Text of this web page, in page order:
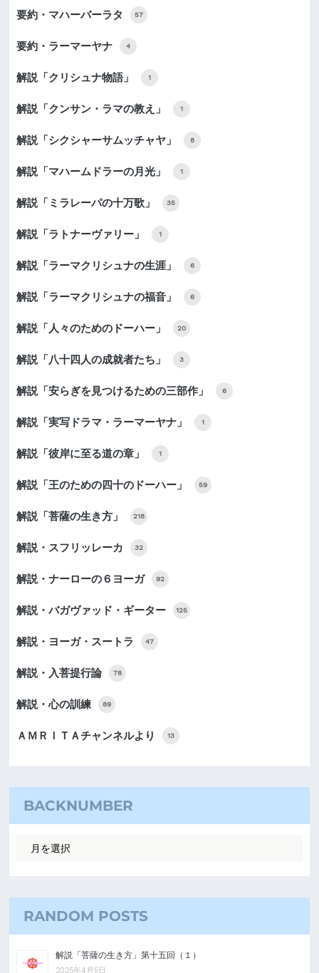
要約・マハーバーラタ 57
要約・ラーマーヤナ 4
解説「クリシュナ物語」 1
解説「クンサン・ラマの教え」 1
解説「シクシャーサムッチャヤ」 8
解説「マハームドラーの月光」 1
解説「ミラレーパの十万歌」 35
解説「ラトナーヴァリー」 1
解説「ラーマクリシュナの生涯」 6
解説「ラーマクリシュナの福音」 6
解説「人々のためのドーハー」 20
解説「八十四人の成就者たち」 3
解説「安らぎを見つけるための三部作」 6
解説「実写ドラマ・ラーマーヤナ」 1
解説「彼岸に至る道の章」 1
解説「王のための四十のドーハー」 59
解説「菩薩の生き方」 218
解説・スフリッレーカ 32
解説・ナーローの６ヨーガ 92
解説・バガヴァッド・ギーター 125
解説・ヨーガ・スートラ 47
解説・入菩提行論 78
解説・心の訓練 89
ＡＭＲＩＴＡチャンネルより 13
BACKNUMBER
RANDOM POSTS
解説「菩薩の生き方」第十五回（１）
2025年4月5日